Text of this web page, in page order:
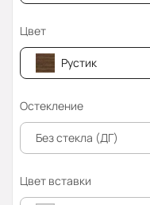
Цвет
Рустик
Остекление
Без стекла (ДГ)
Цвет вставки